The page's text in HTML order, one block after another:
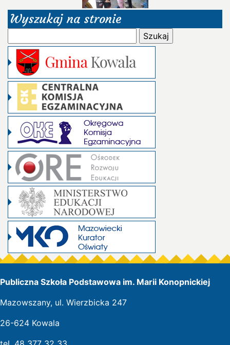
Wyszukaj na stronie
Publiczna Szkoła Podstawowa im. Marii Konopnickiej
Mazowszany, ul. Wierzbicka 247
26-624 Kowala